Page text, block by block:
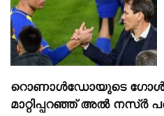
റൊണാൾഡോയുടെ
മാറ്റിപ്പറഞ്ഞ് അൽ നസ്ർ